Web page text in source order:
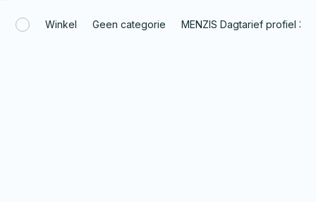
Winkel Geen categorie MENZIS Dagtarief profiel 3